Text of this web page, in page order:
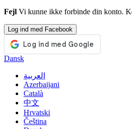
Fejl Vi kunne ikke forbinde din konto.
Log ind med Facebook
Dansk
العربية
Azerbaijani
Català
中文
Hrvatski
Čeština